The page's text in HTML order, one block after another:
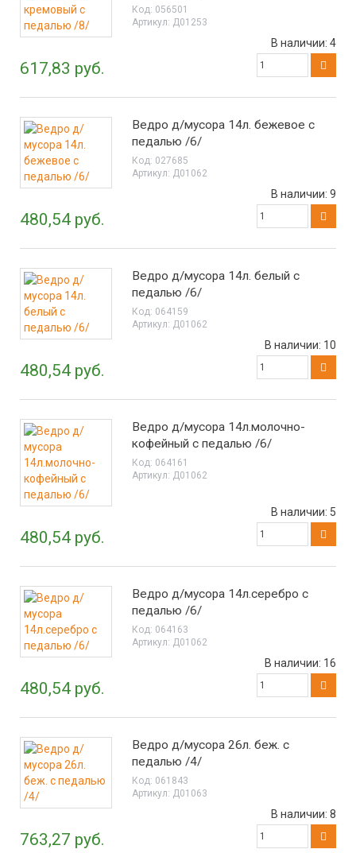
Код: 056501
Артикул: Д01253
617,83 руб.
В наличии: 4
Ведро д/мусора 14л. бежевое с
педалью /6/
Код: 027685
Артикул: Д01062
480,54 руб.
В наличии: 9
Ведро д/мусора 14л. белый с
педалью /6/
Код: 064159
Артикул: Д01062
480,54 руб.
В наличии: 10
Ведро д/мусора 14л.молочно-
кофейный с педалью /6/
Код: 064161
Артикул: Д01062
480,54 руб.
В наличии: 5
Ведро д/мусора 14л.серебро с
педалью /6/
Код: 064163
Артикул: Д01062
480,54 руб.
В наличии: 16
Ведро д/мусора 26л. беж. с
педалью /4/
Код: 061843
Артикул: Д01063
763,27 руб.
В наличии: 8